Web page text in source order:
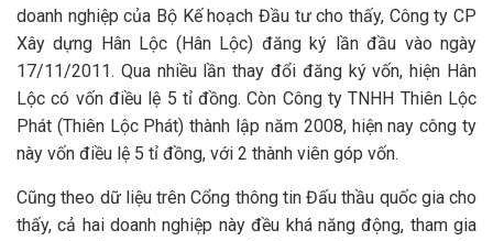
doanh nghiệp của Bộ Kế hoạch Đầu tư cho thấy, Công ty CP
Xây dựng Hân Lộc (Hân Lộc) đăng ký lần đầu vào ngày
17/11/2011. Qua nhiều lần thay đổi đăng ký vốn, hiện Hân
Lộc có vốn điều lệ 5 tỉ đồng. Còn Công ty TNHH Thiên Lộc
Phát (Thiên Lộc Phát) thành lập năm 2008, hiện nay công ty
này vốn điều lệ 5 tỉ đồng, với 2 thành viên góp vốn.
Cũng theo dữ liệu trên Cổng thông tin Đấu thầu quốc gia cho
thấy, cả hai doanh nghiệp này đều khá năng động, tham gia